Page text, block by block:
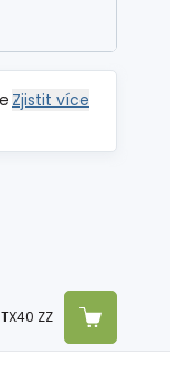
Zjistit více
ZZ